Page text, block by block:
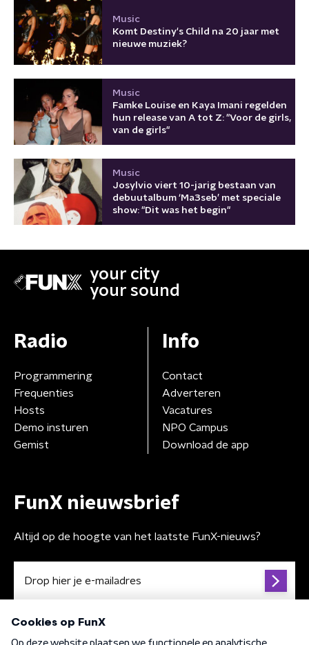
Music
Komt Destiny's Child na 20 jaar met
nieuwe muziek?
Music
Famke Louise en Kaya Imani regelden
hun release van A tot Z: "Voor de girls,
van de girls"
Music
Josylvio viert 10-jarig bestaan van
debuutalbum ‘Ma3seb’ met speciale
show: "Dit was het begin"
your city
your sound
Radio
Programmering
Frequenties
Hosts
Demo insturen
Gemist
Info
Contact
Adverteren
Vacatures
NPO Campus
Download de app
FunX nieuwsbrief
Altijd op de hoogte van het laatste FunX-nieuws?